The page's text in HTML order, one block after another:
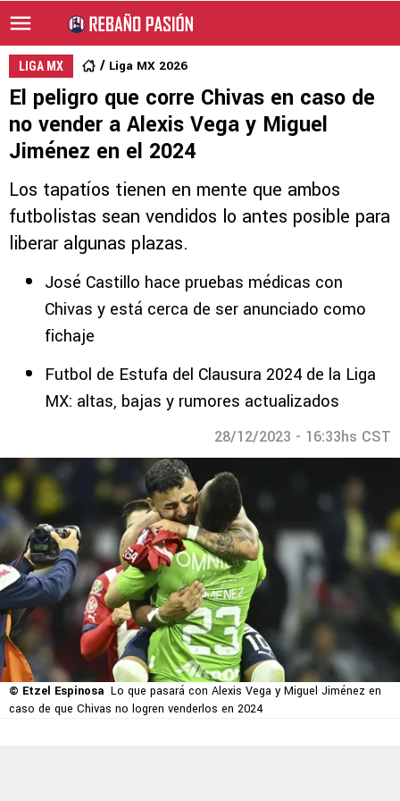
LIGA MX Liga MX 2026
El peligro que corre Chivas en caso de
no vender a Alexis Vega y Miguel
Jiménez en el 2024
Los tapatíos tienen en mente que ambos
futbolistas sean vendidos lo antes posible para
liberar algunas plazas.
José Castillo hace pruebas médicas con
Chivas y está cerca de ser anunciado como
fichaje
Futbol de Estufa del Clausura 2024 de la Liga
MX: altas, bajas y rumores actualizados
28/12/2023 - 16:33hs CST
© Etzel Espinosa Lo que pasará con Alexis Vega y Miguel Jiménez en
caso de que Chivas no logren venderlos en 2024